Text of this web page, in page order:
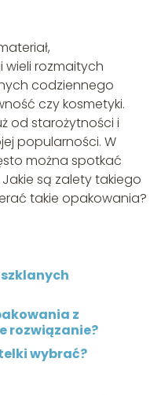
wieli rozmaitych
codziennego
czy kosmetyki.
od starożytności i
popularności. W
można spotkać
są zalety takiego
takie opakowania?
z
rozwiązanie?
wybrać?